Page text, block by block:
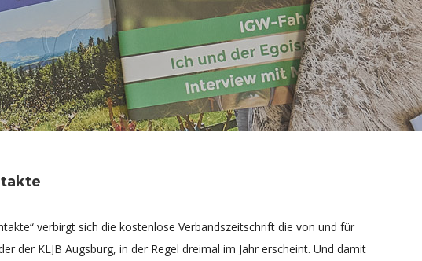
verbirgt sich die kostenlose Verbandszeitschrift die von und für
der KLJB Augsburg, in der Regel dreimal im Jahr erscheint. Und damit